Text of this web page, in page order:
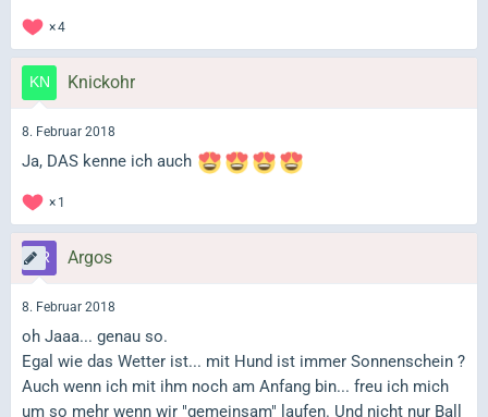
4
Knickohr
8. Februar 2018
Ja, DAS kenne ich auch
1
Argos
8. Februar 2018
oh Jaaa... genau so.
Egal wie das Wetter ist... mit Hund ist immer Sonnenschein ?
Auch wenn ich mit ihm noch am Anfang bin... freu ich mich
um so mehr wenn wir "gemeinsam" laufen. Und nicht nur Ball